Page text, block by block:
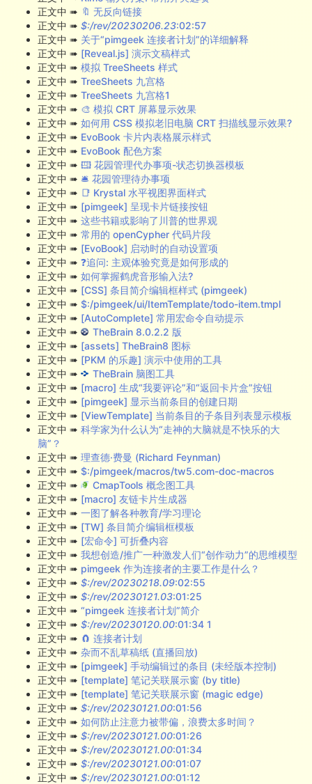
正文中 ➠ 🔖 无反向链接
正文中 ➠ $:/rev/20230206.23:02:57
正文中 ➠ 关于“pimgeek 连接者计划”的详细解释
正文中 ➠ [Reveal.js] 演示文稿样式
正文中 ➠ 模拟 TreeSheets 样式
正文中 ➠ TreeSheets 九宫格
正文中 ➠ TreeSheets 九宫格1
正文中 ➠ 🎨 模拟 CRT 屏幕显示效果
正文中 ➠ 如何用 CSS 模拟老旧电脑 CRT 扫描线显示效果?
正文中 ➠ EvoBook 卡片内表格展示样式
正文中 ➠ EvoBook 配色方案
正文中 ➠ 🖽 花园管理代办事项-状态切换器模板
正文中 ➠ 🛎️ 花园管理待办事项
正文中 ➠ 📑 Krystal 水平视图界面样式
正文中 ➠ [pimgeek] 呈现卡片链接按钮
正文中 ➠ 这些书籍或影响了川普的世界观
正文中 ➠ 常用的 openCypher 代码片段
正文中 ➠ [EvoBook] 启动时的自动设置项
正文中 ➠ ❓追问: 主观体验究竟是如何形成的
正文中 ➠ 如何掌握鹤虎音形输入法?
正文中 ➠ [CSS] 条目简介编辑框样式 (pimgeek)
正文中 ➠ $:/pimgeek/ui/ItemTemplate/todo-item.tmpl
正文中 ➠ [AutoComplete] 常用宏命令自动提示
正文中 ➠
TheBrain 8.0.2.2 版
正文中 ➠ [assets] TheBrain8 图标
正文中 ➠ [PKM 的乐趣] 演示中使用的工具
正文中 ➠
TheBrain 脑图工具
正文中 ➠ [macro] 生成“我要评论”和“返回卡片盒”按钮
正文中 ➠ [pimgeek] 显示当前条目的创建日期
正文中 ➠ [ViewTemplate] 当前条目的子条目列表显示模板
正文中 ➠ 科学家为什么认为“走神的大脑就是不快乐的大
脑”？
正文中 ➠ 理查德·费曼 (Richard Feynman)
正文中 ➠ $:/pimgeek/macros/tw5.com-doc-macros
正文中 ➠
CmapTools 概念图工具
正文中 ➠ [macro] 友链卡片生成器
正文中 ➠ 一图了解各种教育/学习理论
正文中 ➠ [TW] 条目简介编辑框模板
正文中 ➠ [宏命令] 可折叠内容
正文中 ➠ 我想创造/推广一种激发人们“创作动力”的思维模型
正文中 ➠ pimgeek 作为连接者的主要工作是什么？
正文中 ➠ $:/rev/20230218.09:02:55
正文中 ➠ $:/rev/20230121.03:01:25
正文中 ➠ “pimgeek 连接者计划”简介
正文中 ➠ $:/rev/20230120.00:01:34 1
正文中 ➠ 🧲 连接者计划
正文中 ➠ 杂而不乱草稿纸 (直播回放)
正文中 ➠ [pimgeek] 手动编辑过的条目 (未经版本控制)
正文中 ➠ [template] 笔记关联展示窗 (by title)
正文中 ➠ [template] 笔记关联展示窗 (magic edge)
正文中 ➠ $:/rev/20230121.00:01:56
正文中 ➠ 如何防止注意力被带偏，浪费太多时间？
正文中 ➠ $:/rev/20230121.00:01:26
正文中 ➠ $:/rev/20230121.00:01:34
正文中 ➠ $:/rev/20230121.00:01:07
正文中 ➠ $:/rev/20230121.00:01:12